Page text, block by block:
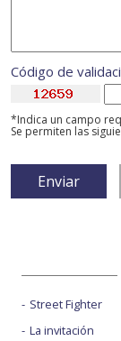
Código de
*Indica un campo
Se permiten las
Street Fighter
La invitación